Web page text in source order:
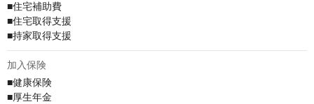
■住宅補助費
■住宅取得支援
■持家取得支援
加入保険
■健康保険
■厚生年金